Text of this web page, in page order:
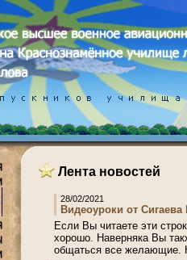
Лента новостей
28/02/2021
Видеоуроки от
Если Вы читаете эти
хорошо. Наверняка Вы
общаться все желающие.